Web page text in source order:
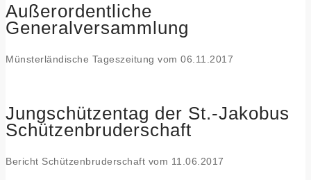
Außerordentliche
Generalversammlung
Münsterländische Tageszeitung vom 06.11.2017
Jungschützentag der St.-Jakobus
Schützenbruderschaft
Bericht Schützenbruderschaft vom 11.06.2017